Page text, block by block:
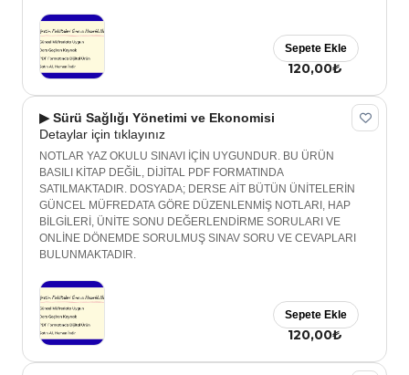
120,00₺
Sepete Ekle
▶ Sürü Sağlığı Yönetimi ve Ekonomisi
Detaylar için tıklayınız
NOTLAR YAZ OKULU SINAVI İÇİN UYGUNDUR. BU ÜRÜN
BASILI KİTAP DEĞİL, DİJİTAL PDF FORMATINDA
SATILMAKTADIR. DOSYADA; DERSE AİT BÜTÜN ÜNİTELERİN
GÜNCEL MÜFREDATA GÖRE DÜZENLENMİŞ NOTLARI, HAP
BİLGİLERİ, ÜNİTE SONU DEĞERLENDİRME SORULARI VE
ONLİNE DÖNEMDE SORULMUŞ SINAV SORU VE CEVAPLARI
BULUNMAKTADIR.
120,00₺
Sepete Ekle